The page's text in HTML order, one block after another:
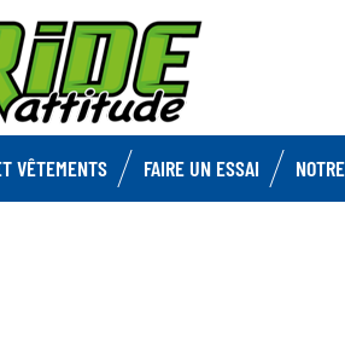
VÊTEMENTS FAIRE UN ESSAI